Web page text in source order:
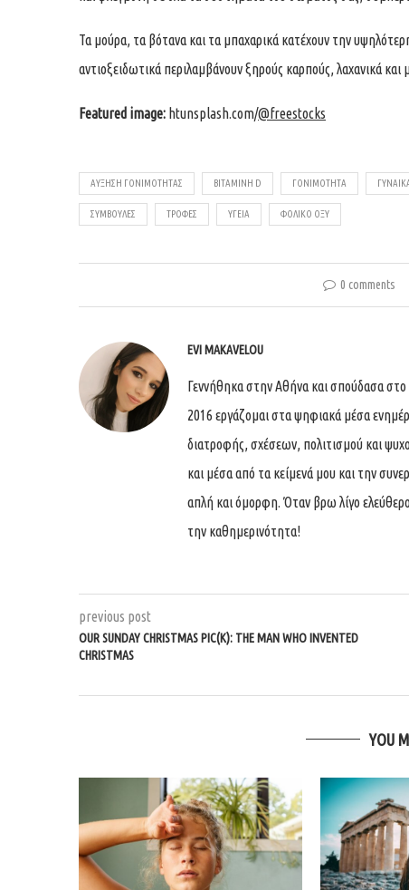
Τα μούρα, τα βότανα και τα μπαχαρικά κατέχουν την
αντιοξειδωτικά περιλαμβάνουν ξηρούς καρπούς, λαχανικά
Featured image: htunsplash.com/@freestocks
ΑΎΞΗΣΗ ΓΟΝΙΜΌΤΗΤΑΣ ΒΙΤΑΜΊΝΗ D ΓΟΝΙΜΌΤΗΤΑ
ΣΥΜΒΟΥΛΈΣ ΤΡΟΦΈΣ ΥΓΕΊΑ ΦΟΛΙΚΌ ΟΞΎ
0 comments
EVI MAKAVELOU
Γεννήθηκα στην Αθήνα και σπούδασα
2016 εργάζομαι στα ψηφιακά μέσα
διατροφής, σχέσεων, πολιτισμού και
και μέσα από τα κείμενά μου και την
απλή και όμορφη. Όταν βρω λίγο
την καθημερινότητα!
previous post
OUR SUNDAY CHRISTMAS PIC(K): THE MAN WHO INVENTED
CHRISTMAS
YOU